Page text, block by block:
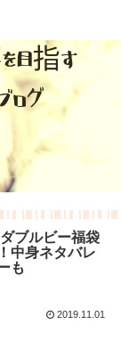
ブルビー福袋
中身ネタバレ
も
2019.11.01